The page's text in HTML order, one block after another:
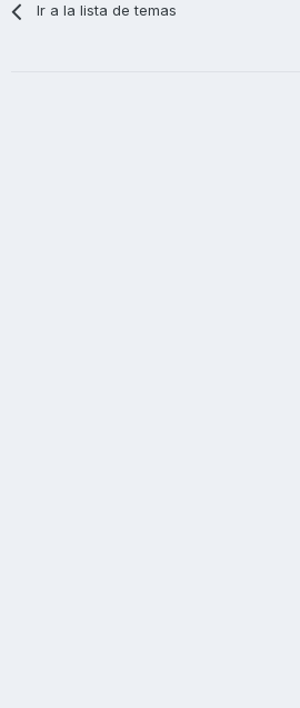
Ir a la lista de temas